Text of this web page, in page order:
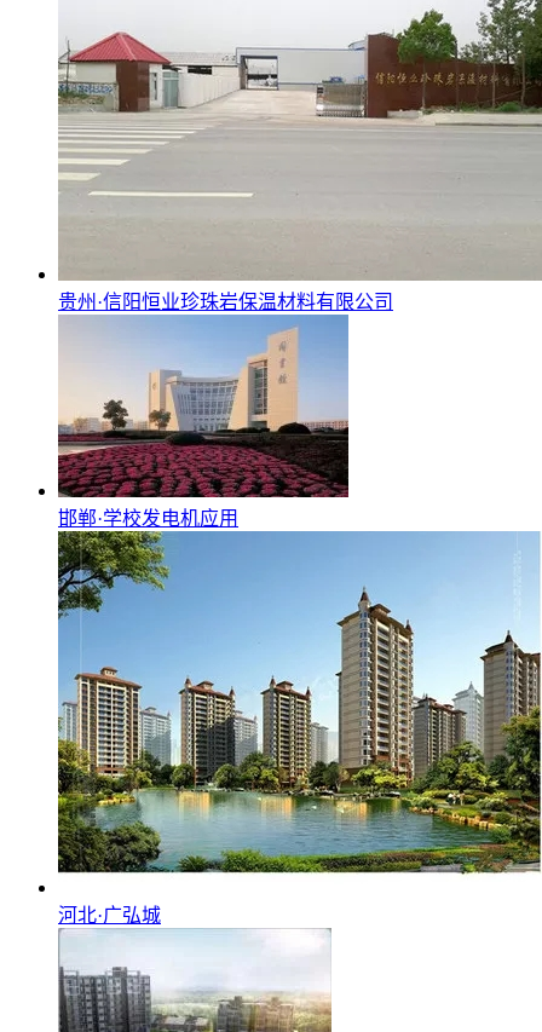
贵州·信阳恒业珍珠岩保温材料有限公司
邯郸·学校发电机应用
河北·广弘城